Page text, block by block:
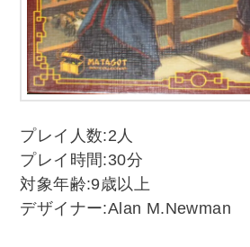
プレイ人数:2人
プレイ時間:30分
対象年齢:9歳以上
デザイナー:Alan M.Newman